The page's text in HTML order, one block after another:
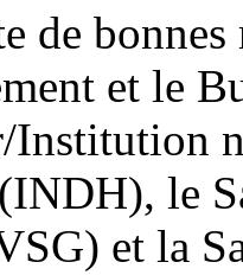
de
et le
Institution
le
et la